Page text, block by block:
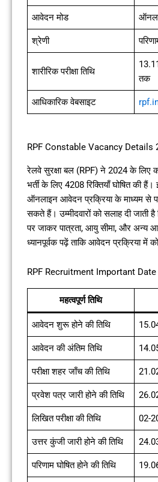
आवेदन मोड
श्रेणी
शारीरिक परीक्षा तिथि
तक
आधिकारिक वेबसाइट
RPF Constable Vacancy Details
रेलवे सुरक्षा बल (RPF) ने 2024 के लिए
भर्ती के लिए 4208 रिक्तियाँ घोषित की
ऑनलाइन आवेदन प्रक्रिया के माध्यम से
सकते हैं। उम्मीदवारों को सलाह दी जाती
पर जाकर पात्रता, आयु सीमा, और अन्य
ध्यानपूर्वक पढ़ें ताकि आवेदन प्रक्रिया में
RPF Recruitment Important Date
महत्वपूर्ण तिथि
आवेदन शुरू होने की तिथि
आवेदन की अंतिम तिथि
परीक्षा शहर जाँच की तिथि
प्रवेश पत्र जारी होने की तिथि
लिखित परीक्षा की तिथि 02-
उत्तर कुंजी जारी होने की तिथि
परिणाम घोषित होने की तिथि